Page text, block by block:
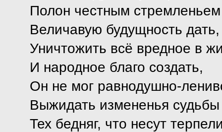
Полон честным
Величавую будущность дать,
Уничтожить всё вредное в
И народное благо создать,
Он не мог равнодушно-
Выжидать измененья судьбы
Тех бедняг, что несут